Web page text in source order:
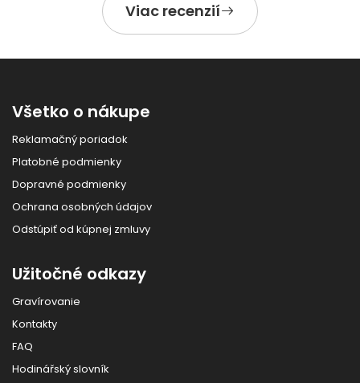
Viac recenzií
Všetko o nákupe
Reklamačný poriadok
Platobné podmienky
Dopravné podmienky
Ochrana osobných údajov
Odstúpiť od kúpnej zmluvy
Užitočné odkazy
Gravírovanie
Kontakty
FAQ
Hodinářský slovník